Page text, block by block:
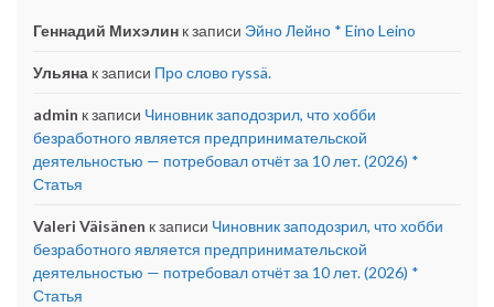
Геннадий Михэлин к записи Эйно Лейно * Eino Leino
Ульяна к записи Про слово ryssä.
admin к записи Чиновник заподозрил, что хобби
безработного является предпринимательской
деятельностью — потребовал отчёт за 10 лет. (2026) *
Статья
Valeri Väisänen к записи Чиновник заподозрил, что хобби
безработного является предпринимательской
деятельностью — потребовал отчёт за 10 лет. (2026) *
Статья